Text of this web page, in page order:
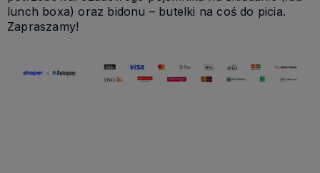
lunch boxa) oraz bidonu – butelki na coś do picia.
Zapraszamy!